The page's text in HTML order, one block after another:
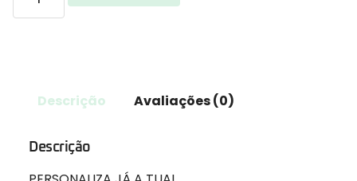
Descrição Avaliações (0)
Descrição